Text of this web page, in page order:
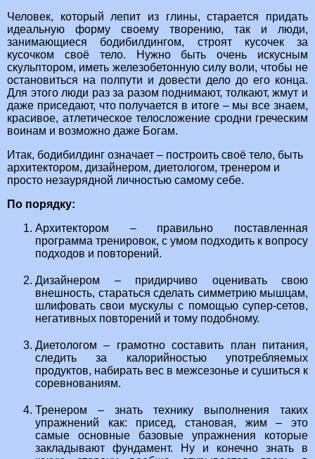
Человек, который лепит из глины, старается придать
идеальную форму своему творению, так и люди,
занимающиеся бодибилдингом, строят кусочек за
кусочком своё тело. Нужно быть очень искусным
скульптором, иметь железобетонную силу воли, чтобы не
остановиться на полпути и довести дело до его конца.
Для этого люди раз за разом поднимают, толкают, жмут и
даже приседают, что получается в итоге – мы все знаем,
красивое, атлетическое телосложение сродни греческим
воинам и возможно даже Богам.
Итак, бодибилдинг означает – построить своё тело, быть
архитектором, дизайнером, диетологом, тренером и
просто незаурядной личностью самому себе.
По порядку:
Архитектором – правильно поставленная
программа тренировок, с умом подходить к вопросу
подходов и повторений.
Дизайнером – придирчиво оценивать свою
внешность, стараться сделать симметрию мышцам,
шлифовать свои мускулы с помощью супер-сетов,
негативных повторений и тому подобному.
Диетологом – грамотно составить план питания,
следить за калорийностью употребляемых
продуктов, набирать вес в межсезонье и сушиться к
соревнованиям.
Тренером – знать технику выполнения таких
упражнений как: присед, становая, жим – это
самые основные базовые упражнения которые
закладывают фундамент. Ну и конечно знать в